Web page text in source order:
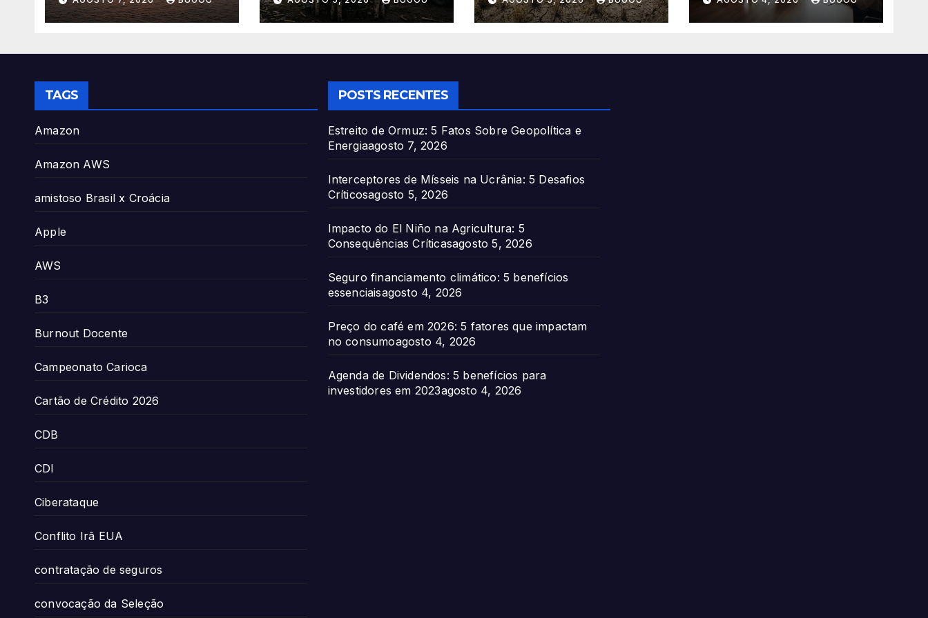
Energia
Críticas
benefícios
essenciais
TAGS
Amazon
Amazon AWS
amistoso Brasil x Croácia
Apple
AWS
B3
Burnout Docente
Campeonato Carioca
Cartão de Crédito 2026
CDB
CDI
Ciberataque
Conflito Irã EUA
contratação de seguros
convocação da Seleção
POSTS RECENTES
Estreito de Ormuz: 5 Fatos Sobre Geopolítica e
Energiaagosto 7, 2026
Interceptores de Mísseis na Ucrânia: 5 Desafios
Críticosagosto 5, 2026
Impacto do El Niño na Agricultura: 5
Consequências Críticasagosto 5, 2026
Seguro financiamento climático: 5 benefícios
essenciaisagosto 4, 2026
Preço do café em 2026: 5 fatores que impactam
no consumoagosto 4, 2026
Agenda de Dividendos: 5 benefícios para
investidores em 2023agosto 4, 2026